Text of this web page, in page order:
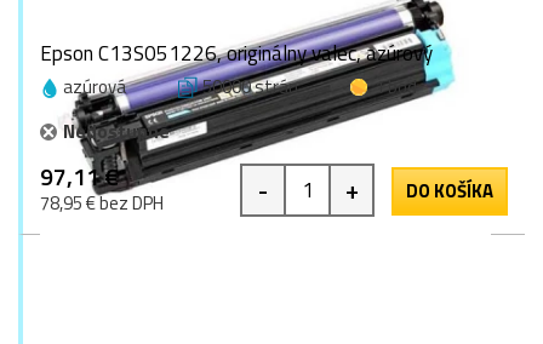
Epson C13S051226, originálny valec, azúrový
azúrová 50000 strán
1 bod
Nedostupné
97,11 €
78,95 € bez DPH - + DO KOŠÍKA